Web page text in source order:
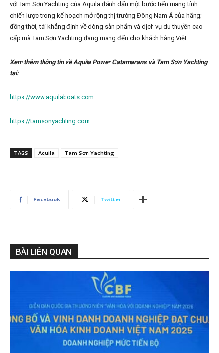
với Tam Sơn Yachting của Aquila đánh dấu một bước tiến mang tính
chiến lược trong kế hoạch mở rộng thị trường Đông Nam Á của hãng;
đồng thời, tái khẳng định về dòng sản phẩm và dịch vụ du thuyền cao
cấp mà Tam Sơn Yachting đang mang đến cho khách hàng Việt.
Xem thêm thông tin về Aquila Power Catamarans và Tam Sơn Yachting
tại:
https://www.aquilaboats.com
https://tamsonyachting.com
TAGS Aquila Tam Sơn Yachting
Facebook Twitter
BÀI LIÊN QUAN